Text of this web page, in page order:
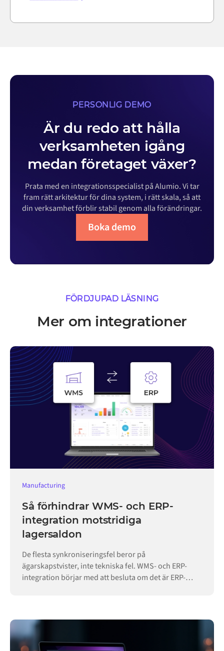
PERSONLIG DEMO
Är du redo att hålla
verksamheten igång
medan företaget växer?
Prata med en integrationsspecialist på Alumio. Vi tar
fram rätt arkitektur för dina system, i rätt skala, så att
din verksamhet förblir stabil genom alla förändringar.
Boka demo
FÖRDJUPAD LÄSNING
Mer om integrationer
Manufacturing
Så förhindrar WMS- och ERP-
integration motstridiga
lagersaldon
De flesta synkroniseringsfel beror på
ägarskapstvister, inte tekniska fel. WMS- och ERP-
integration börjar med att besluta om det är ERP-